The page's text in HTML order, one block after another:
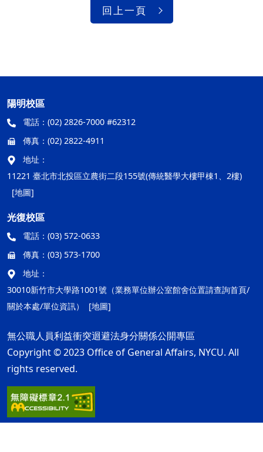
回上一頁
陽明校區
電話： (02) 2826-7000 #62312
傳真： (02) 2822-4911
地址：
11221 臺北市北投區立農街二段155號(傳統醫學大樓甲棟1、2樓)
[地圖]
光復校區
電話： (03) 572-0633
傳真： (03) 573-1700
地址：
30010新竹市大學路1001號（業務單位辦公室館舍位置請查詢首頁/
關於本處/單位資訊）
[地圖]
無公職人員利益衝突迴避法身分關係公開專區
Copyright © 2023 Office of General Affairs, NYCU. All
rights reserved.